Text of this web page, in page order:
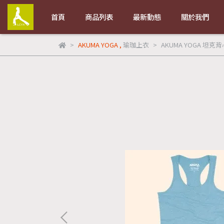
首頁 商品列表 最新動態 關於我們
AKUMA YOGA, 瑜珈上衣 AKUMA YOGA 坦克